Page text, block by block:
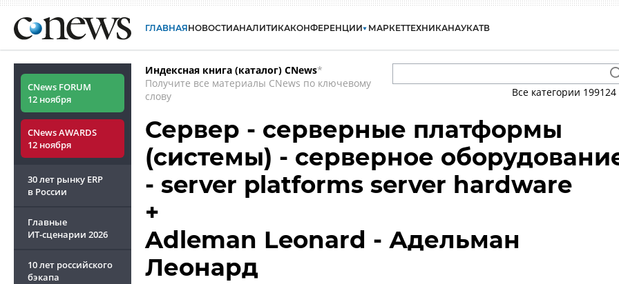
ГЛАВНАЯНОВОСТИАНАЛИТИКАКОНФЕРЕНЦИИ МАРКЕТТЕХНИКАНАУКАТВ
CNews FORUM
12 ноября
CNews AWARDS
12 ноября
30 лет рынку ERP
в России
Главные
ИТ-сценарии 2026
10 лет российского
бэкапа
Индексная книга (каталог) CNews*
Получите все материалы CNews по ключевому
слову
Все категории 199124
Сервер - серверные платформы
(системы) - серверное
- server platforms server hardware
+
Adleman Leonard - Адельман
Леонард